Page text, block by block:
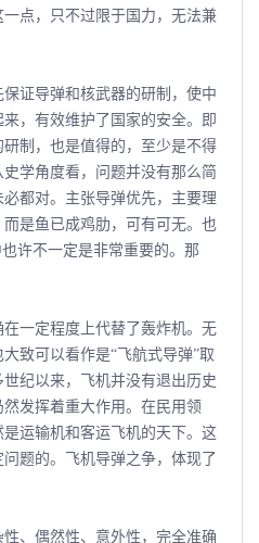
点，只不过限于国力，无法兼
证导弹和核武器的研制，使中
，有效维护了国家的安全。即
制，也是值得的，至少是不得
学角度看，问题并没有那么简
都对。主张导弹优先，主要理
是鱼已成鸡肋，可有可无。也
许不一定是非常重要的。那
一定程度上代替了轰炸机。无
致可以看作是“飞航式导弹”取
纪以来，飞机并没有退出历史
发挥着重大作用。在民用领
运输机和客运飞机的天下。这
题的。飞机导弹之争，体现了
、偶然性、意外性，完全准确